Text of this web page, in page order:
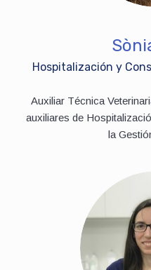
Hospitalización y
Auxiliar Técnica
auxiliares de
la